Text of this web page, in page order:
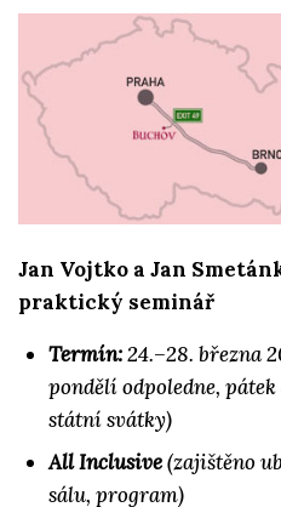
Jan Vojtko a Jan
praktický seminář
Termín:24.–28. března
pondělí odpoledne,
státní svátky)
All Inclusive(zajištěno
sálu, program)